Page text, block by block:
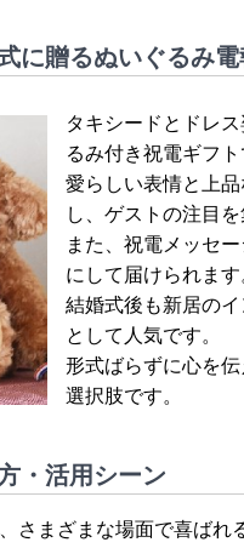
に贈るぬいぐるみ電
タキシードとドレ
るみ付き祝電ギフト
愛らしい表情と上
し、ゲストの注目を
また、祝電メッセ
にして届けられます
結婚式後も新居の
として人気です。
形式ばらずに心を
選択肢です。
・活用シーン
さまざまな場面で喜ばれ